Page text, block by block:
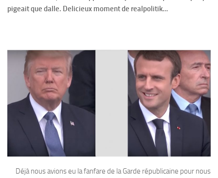
pigeait que dalle. Delicieux moment de realpolitik…
Déjà nous avions eu la fanfare de la Garde républicaine pour nous